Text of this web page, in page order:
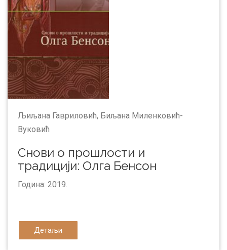
Љиљана Гавриловић, Биљана Миленковић-
Вуковић
Снови o прошлости и
традицији: Олга Бенсон
Година: 2019.
Детаљи